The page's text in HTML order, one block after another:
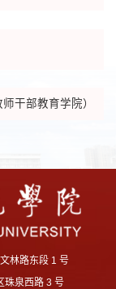
干部教育学院）
林路东段 1 号
珠泉西路 3 号